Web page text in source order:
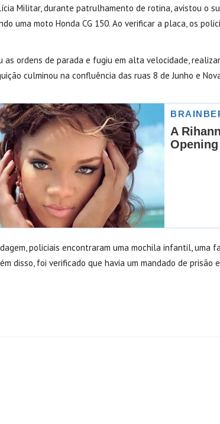
Militar, durante patrulhamento de rotina, avistou o
uma moto Honda CG 150. Ao verificar a placa, os
as ordens de parada e fugiu em alta velocidade,
culminou na confluência das ruas 8 de Junho e
policiais encontraram uma mochila infantil, uma
disso, foi verificado que havia um mandado de